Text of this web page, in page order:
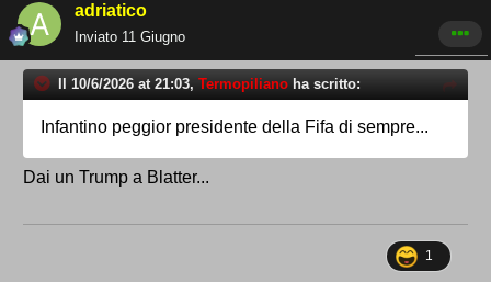
adriatico
Inviato 11 Giugno
Il 10/6/2026 at 21:03, Termopiliano ha scritto:
Infantino peggior presidente della Fifa di sempre...
Dai un Trump a Blatter...
1